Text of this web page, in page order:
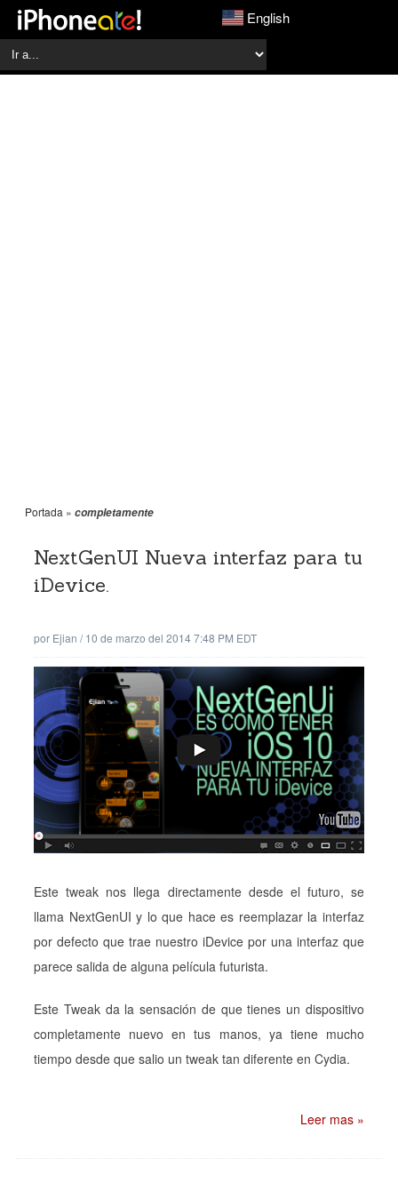
English
Portada » completamente
NextGenUI Nueva interfaz para tu
iDevice.
por Ejian /10 de marzo del 2014 7:48 PM EDT
Este tweak nos llega directamente desde el futuro, se
llama NextGenUI y lo que hace es reemplazar la interfaz
por defecto que trae nuestro iDevice por una interfaz que
parece salida de alguna película futurista.
Este Tweak da la sensación de que tienes un dispositivo
completamente nuevo en tus manos, ya tiene mucho
tiempo desde que salio un tweak tan diferente en Cydia.
Leer mas »